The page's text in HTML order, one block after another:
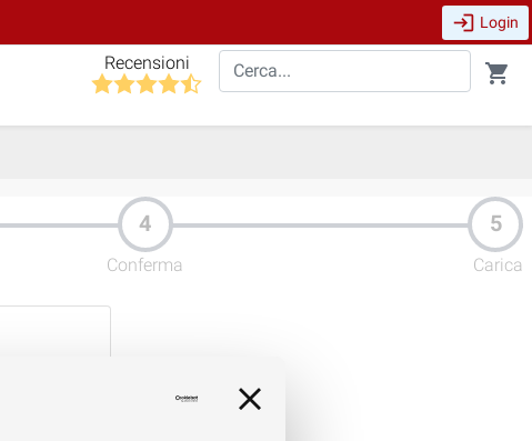
login Login
Recensioni shopping_cart
Conferma Carica